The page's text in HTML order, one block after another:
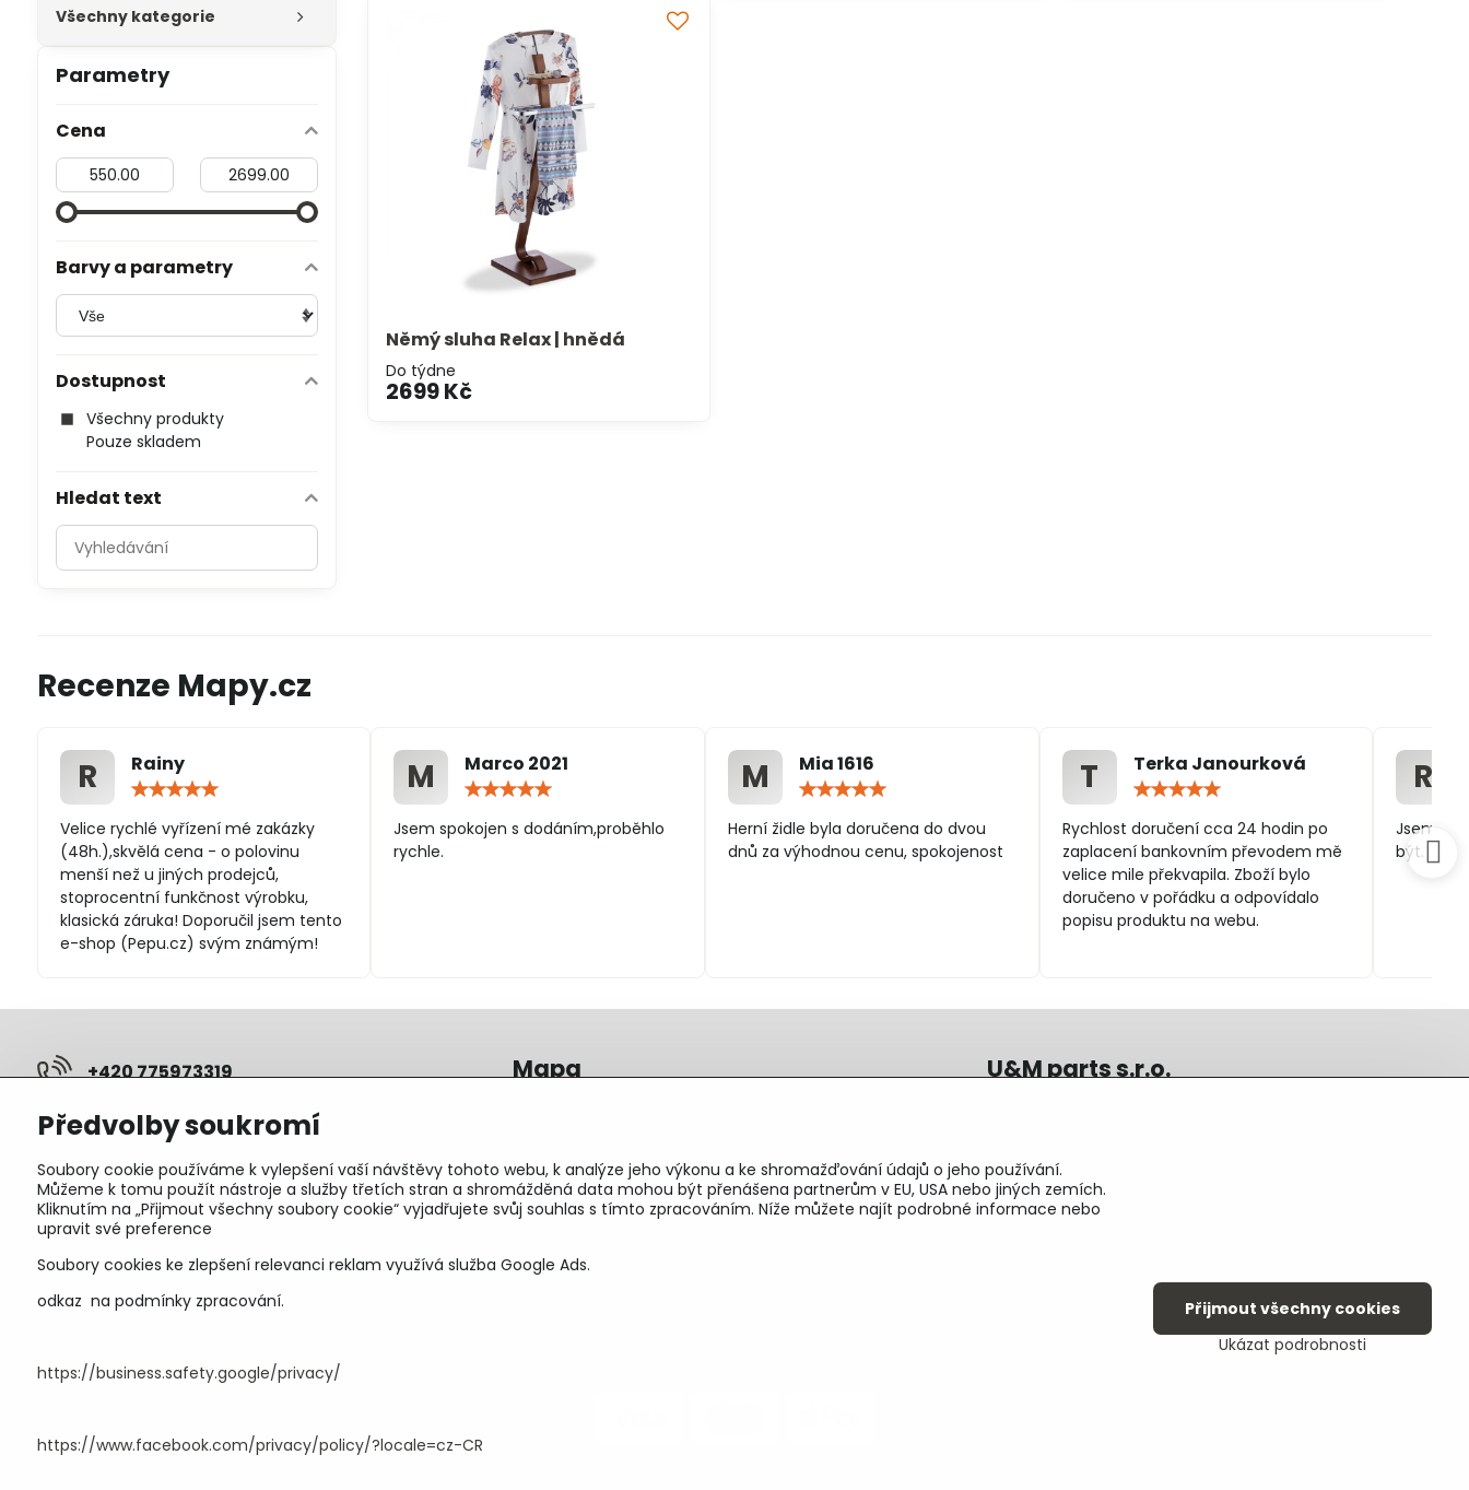
Němý sluha Relax | hnědá
Do týdne
2699 Kč
Parametry
Cena
Od:
Do:
Barvy a parametry
Dostupnost
Všechny produkty
Pouze skladem
Hledat text
Prohledat
výsledky
Všechny kategorie
Recenze Mapy.cz
R
Rainy
/
5
Velice rychlé vyřízení mé zakázky
(48h.),skvělá cena - o polovinu
menší než u jiných prodejců,
stoprocentní funkčnost výrobku,
klasická záruka! Doporučil jsem tento
e-shop (Pepu.cz) svým známým!
M
Marco 2021
/
5
Jsem spokojen s dodáním,proběhlo
rychle.
M
Mia 1616
/
5
Herní židle byla doručena do dvou
dnů za výhodnou cenu, spokojenost
T
Terka Janourková
/
5
Rychlost doručení cca 24 hodin po
zaplacení bankovním převodem mě
velice mile překvapila. Zboží bylo
doručeno v pořádku a odpovídalo
popisu produktu na webu.
R
Jsem
být.
+420 775973319
pepunakup​@gmail​.com
Objednávky
Stav objednávky
Mapa U&M parts s.r.o.
IČ 25930184
DIČ CZ25930184
ču.2500391705/2010
Předvolby soukromí
Soubory cookie používáme k vylepšení vaší návštěvy tohoto webu, k analýze jeho výkonu a ke shromažďování údajů o jeho používání.
Můžeme k tomu použít nástroje a služby třetích stran a shromážděná data mohou být přenášena partnerům v EU, USA nebo jiných zemích.
Kliknutím na „Přijmout všechny soubory cookie“ vyjadřujete svůj souhlas s tímto zpracováním. Níže můžete najít podrobné informace nebo
upravit své preference
Soubory cookies ke zlepšení relevanci reklam využívá služba Google Ads.
odkaz na podmínky zpracování.
https://business.safety.google/privacy/
https://www.facebook.com/privacy/policy/?locale=cz-CR
Ukázat podrobnosti
Přijmout všechny cookies